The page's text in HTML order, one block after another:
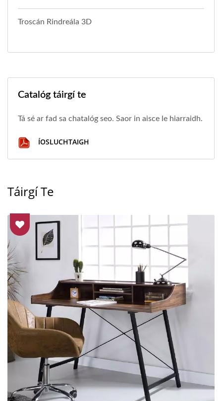
Troscán Rindreála 3D
Catalóg táirgí te
Tá sé ar fad sa chatalóg seo. Saor in aisce le hiarraidh.
ÍOSLUCHTAIGH
Táirgí Te